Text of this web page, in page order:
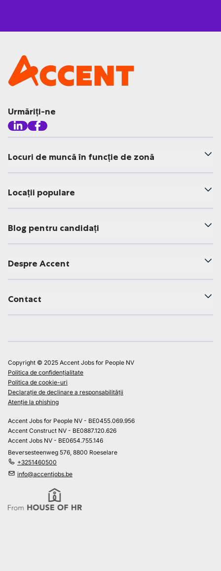
Urmăriți-ne
Locuri de muncă în funcție de zonă
Locații populare
Blog pentru candidați
Despre Accent
Contact
Copyright © 2025 Accent Jobs for People NV
Politica de confidențialitate
Politica de cookie-uri
Declarație de declinare a responsabilității
Atenție la phishing
Accent Jobs for People NV - BE0455.069.956
Accent Construct NV - BE0887.120.626
Accent Jobs NV - BE0654.755.146
Beversesteenweg 576, 8800 Roeselare
+3251460500
info@accentjobs.be